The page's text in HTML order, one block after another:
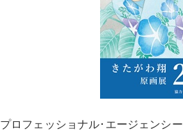
プロフェッショナル･エージェンシ